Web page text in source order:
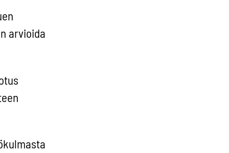
arvioida